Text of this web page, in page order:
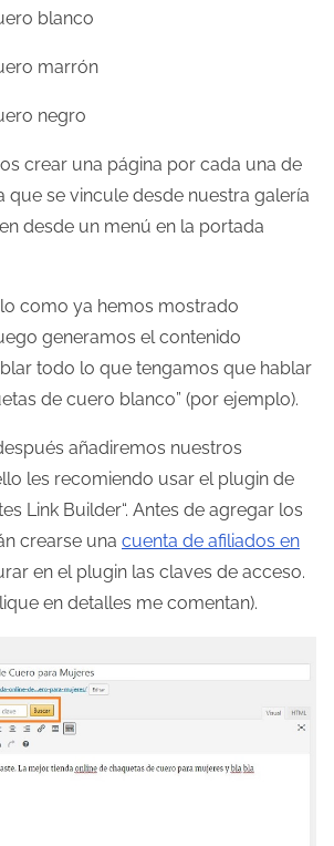
blanco
marrón
negro
crear una página por cada una de
que se vincule desde nuestra galería
desde un menú en la portada
como ya hemos mostrado
generamos el contenido
todo lo que tengamos que hablar
de cuero blanco” (por ejemplo).
añadiremos nuestros
les recomiendo usar el plugin de
Link Builder“. Antes de agregar los
crearse una cuenta de afiliados en
en el plugin las claves de acceso.
en detalles me comentan).